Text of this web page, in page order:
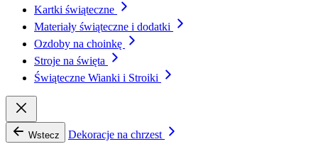
Kartki świąteczne
Materiały świąteczne i dodatki
Ozdoby na choinkę
Stroje na święta
Świąteczne Wianki i Stroiki
Wstecz Dekoracje na chrzest